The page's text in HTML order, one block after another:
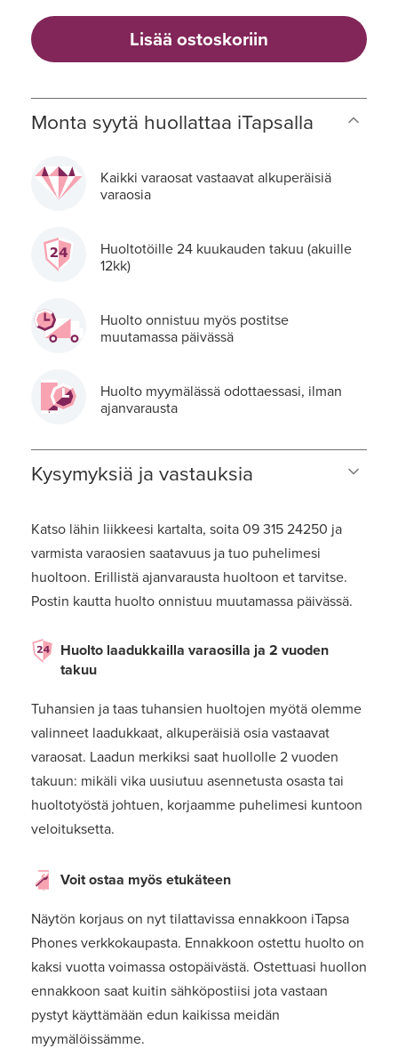
Lisää ostoskoriin
Monta syytä huollattaa iTapsalla
Kaikki varaosat vastaavat alkuperäisiä
varaosia
Huoltotöille 24 kuukauden takuu (akuille
12kk)
Huolto onnistuu myös postitse
muutamassa päivässä
Huolto myymälässä odottaessasi, ilman
ajanvarausta
Kysymyksiä ja vastauksia
Katso lähin liikkeesi kartalta, soita 09 315 24250 ja
varmista varaosien saatavuus ja tuo puhelimesi
huoltoon. Erillistä ajanvarausta huoltoon et tarvitse.
Postin kautta huolto onnistuu muutamassa päivässä.
Huolto laadukkailla varaosilla ja 2 vuoden
takuu
Tuhansien ja taas tuhansien huoltojen myötä olemme
valinneet laadukkaat, alkuperäisiä osia vastaavat
varaosat. Laadun merkiksi saat huollolle 2 vuoden
takuun: mikäli vika uusiutuu asennetusta osasta tai
huoltotyöstä johtuen, korjaamme puhelimesi kuntoon
veloituksetta.
Voit ostaa myös etukäteen
Näytön korjaus on nyt tilattavissa ennakkoon iTapsa
Phones verkkokaupasta. Ennakkoon ostettu huolto on
kaksi vuotta voimassa ostopäivästä. Ostettuasi huollon
ennakkoon saat kuitin sähköpostiisi jota vastaan
pystyt käyttämään edun kaikissa meidän
myymälöissämme.